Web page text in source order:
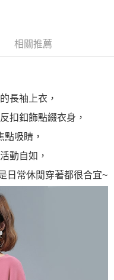
先享後付」服務完成之交
監護人之同意方可使用
之情形，本公司將視審查結果
冊。若發現惡意使用之情形，
用額度並採取法律行動。
費 相關推薦
長袖上衣，
扣釦飾點綴衣身，
吸睛，
動自如，
日常休閒穿著都很合宜~